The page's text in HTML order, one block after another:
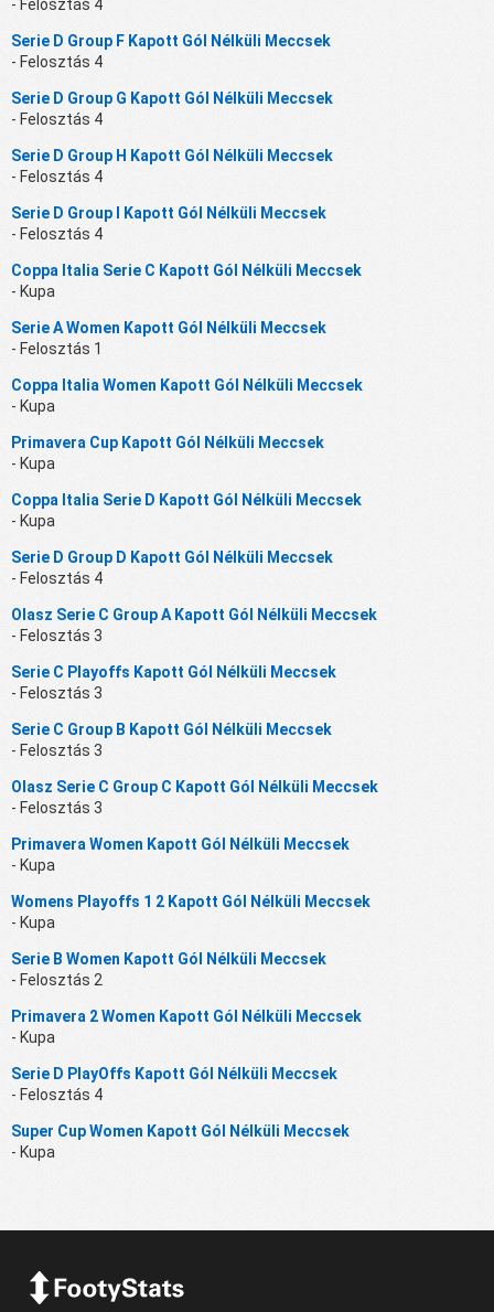
- Felosztás 4
Serie D Group F Kapott Gól Nélküli Meccsek
- Felosztás 4
Serie D Group G Kapott Gól Nélküli Meccsek
- Felosztás 4
Serie D Group H Kapott Gól Nélküli Meccsek
- Felosztás 4
Serie D Group I Kapott Gól Nélküli Meccsek
- Felosztás 4
Coppa Italia Serie C Kapott Gól Nélküli Meccsek
- Kupa
Serie A Women Kapott Gól Nélküli Meccsek
- Felosztás 1
Coppa Italia Women Kapott Gól Nélküli Meccsek
- Kupa
Primavera Cup Kapott Gól Nélküli Meccsek
- Kupa
Coppa Italia Serie D Kapott Gól Nélküli Meccsek
- Kupa
Serie D Group D Kapott Gól Nélküli Meccsek
- Felosztás 4
Olasz Serie C Group A Kapott Gól Nélküli Meccsek
- Felosztás 3
Serie C Playoffs Kapott Gól Nélküli Meccsek
- Felosztás 3
Serie C Group B Kapott Gól Nélküli Meccsek
- Felosztás 3
Olasz Serie C Group C Kapott Gól Nélküli Meccsek
- Felosztás 3
Primavera Women Kapott Gól Nélküli Meccsek
- Kupa
Womens Playoffs 1 2 Kapott Gól Nélküli Meccsek
- Kupa
Serie B Women Kapott Gól Nélküli Meccsek
- Felosztás 2
Primavera 2 Women Kapott Gól Nélküli Meccsek
- Kupa
Serie D PlayOffs Kapott Gól Nélküli Meccsek
- Felosztás 4
Super Cup Women Kapott Gól Nélküli Meccsek
- Kupa